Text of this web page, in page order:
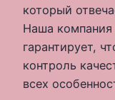
который
Наша
гарантирует,
контроль
всех